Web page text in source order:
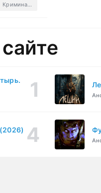
Криминал, Триллер, Драма